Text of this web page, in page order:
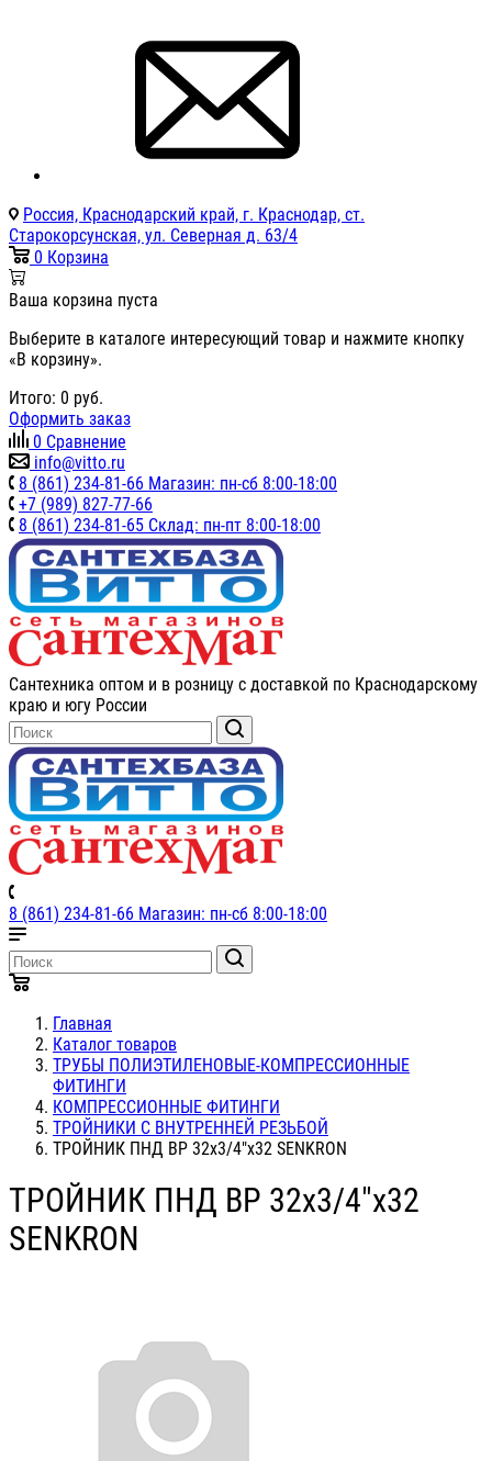
Россия, Краснодарский край, г. Краснодар, ст.
Старокорсунская, ул. Северная д. 63/4
0 Корзина
Ваша корзина пуста
Выберите в каталоге интересующий товар и нажмите кнопку
«В корзину».
Итого: 0 руб.
Оформить заказ
0 Сравнение
info@vitto.ru
8 (861) 234-81-66 Магазин: пн-сб 8:00-18:00
+7 (989) 827-77-66
8 (861) 234-81-65 Склад: пн-пт 8:00-18:00
Сантехника оптом и в розницу с доставкой по Краснодарскому
краю и югу России
8 (861) 234-81-66 Магазин: пн-сб 8:00-18:00
Главная
Каталог товаров
ТРУБЫ ПОЛИЭТИЛЕНОВЫЕ-КОМПРЕССИОННЫЕ
ФИТИНГИ
КОМПРЕССИОННЫЕ ФИТИНГИ
ТРОЙНИКИ С ВНУТРЕННЕЙ РЕЗЬБОЙ
ТРОЙНИК ПНД ВР 32х3/4"х32 SENKRON
ТРОЙНИК ПНД ВР 32х3/4"х32
SENKRON